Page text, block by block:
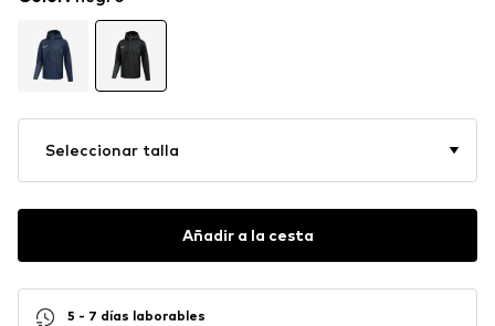
Seleccionar talla
Añadir a la cesta
5 - 7 días laborables